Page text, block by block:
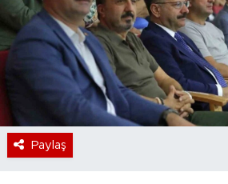
Paylaş
Dünya
Sektör